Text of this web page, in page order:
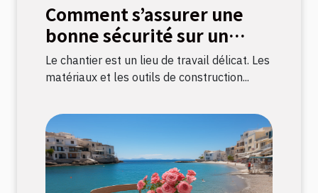
Comment s’assurer une
bonne sécurité sur un
chantier ?
Le chantier est un lieu de travail délicat. Les
matériaux et les outils de construction...